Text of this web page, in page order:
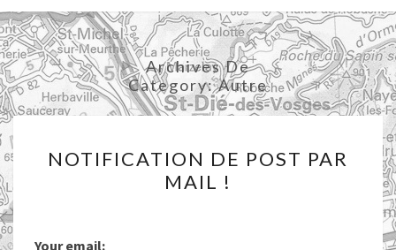
Archives De
Category:Autre
DE
POST
NOTIFICATION DE POST PAR
MAIL !
Your email: